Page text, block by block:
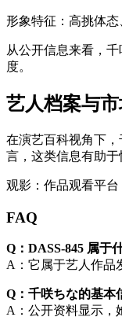
形象特征：高挑体
从公开信息来看，
度。
艺人档案与
在演艺百科视角下
言，这类信息有助于
观影：作品观看平台
FAQ
Q：DASS-845 属于
A：它属于艺人作品
Q：千咲ちな的基本
A：公开资料显示，